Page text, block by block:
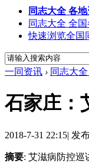
同志大全 各
同志大全 全
快速浏览全国
一同资讯 › 同志大
石家庄：
2018-7-31 22:15| 发
摘要: 艾滋病防控